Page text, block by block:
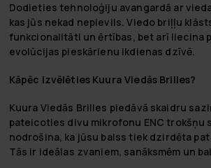
Dodieties tehnoloģiju avangardā ar
kas jūs nekad nepievils. Viedo briļļu
funkcionalitāti un ērtības, bet arī liecina
evolūcijas pieskārienu ikdienas dzīvē.
Kāpēc izvēlēties Kuura Viedās Brilles?
Kuura Viedās Brilles piedāvā skaidru
pateicoties divu mikrofonu ENC trokšņu
nodrošina, ka jūsu balss tiek dzirdēta
Tās ir ideālas zvaniem, sanāksmēm un